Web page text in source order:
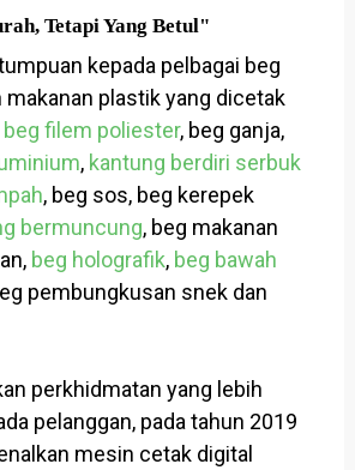
Tetapi Yang Betul"
kepada pelbagai beg
plastik yang dicetak
beg filem poliester, beg ganja,
, kantung berdiri serbuk
, beg sos, beg kerepek
bermuncung, beg makanan
beg holografik, beg bawah
pembungkusan snek dan
perkhidmatan yang lebih
pelanggan, pada tahun 2019
mesin cetak digital